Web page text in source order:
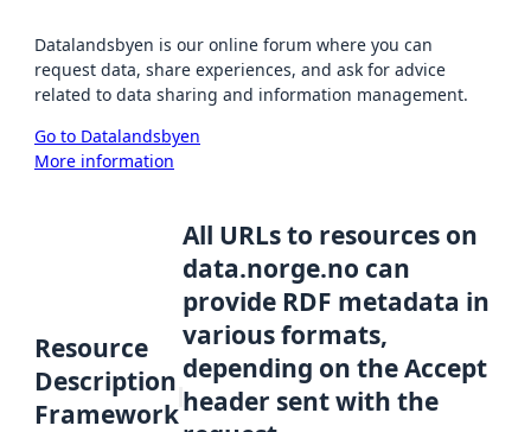
Datalandsbyen is our online forum where you can
request data, share experiences, and ask for advice
related to data sharing and information management.
Go to Datalandsbyen
More information
Resource
Description
Framework
All URLs to resources on
data.norge.no can
provide RDF metadata in
various formats,
depending on the Accept
header sent with the